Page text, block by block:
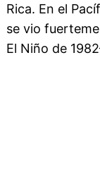
Rica. En el
se vio
El Niño de